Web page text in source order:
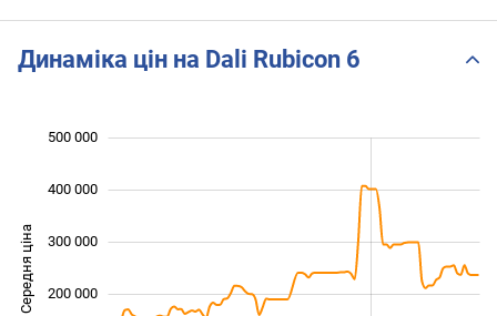
колонками?
Динаміка цін на Dali Rubicon 6
Середня ціна 200 000
300 000
400 000
500 000